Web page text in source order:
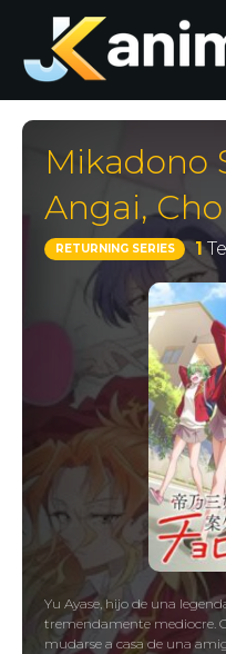
Mikadono
Angai,
RETURNING SERIES 1
Yu Ayase, hijo de una
tremendamente mediocre.
mudarse a casa de una